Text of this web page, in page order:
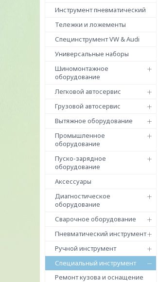
Инструмент пневматический
Тележки и ложементы
Специнструмент VW & Audi
Универсальные наборы
Шиномонтажное
оборудование
Легковой автосервис
Грузовой автосервис
Вытяжное оборудование
Промышленное
оборудование
Пуско-зарядное
оборудование
Аксессуары
Диагностическое
оборудование
Сварочное оборудование
Пневматический инструмент
Ручной инструмент
Специальный инструмент
Ремонт кузова и оснащение